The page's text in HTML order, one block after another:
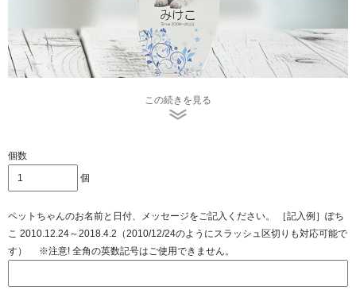
きわめて透明度の高いクリスタルガラスを使用しており、
この続きを見る
個数
個
ペットちゃんのお名前と日付、メッセージをご記入ください。 ［記入例］ぽち
こ 2010.12.24～2018.4.2（2010/12/24のようにスラッシュ区切りも対応可能で
す） ※注意! 全角の英数記号はご使用できません。